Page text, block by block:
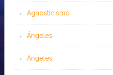
Agnosticismo
Ángeles
Angeles